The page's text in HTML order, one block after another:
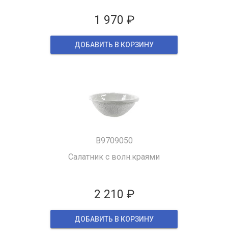
1 970 ₽
ДОБАВИТЬ В КОРЗИНУ
B9709050
Салатник с волн.краями
2 210 ₽
ДОБАВИТЬ В КОРЗИНУ